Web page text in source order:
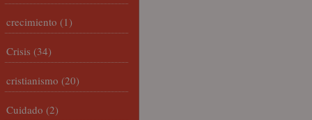
crecimiento (1)
Crisis (34)
cristianismo (20)
Cuidado (2)